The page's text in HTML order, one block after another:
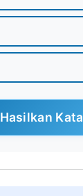
Hasilkan Kata